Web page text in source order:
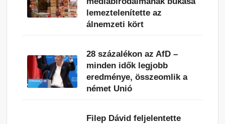
lemeztelenítette az
álnemzeti kört
28 százalékon az AfD –
minden idők legjobb
eredménye, összeomlik a
német Unió
Filep Dávid feljelentette